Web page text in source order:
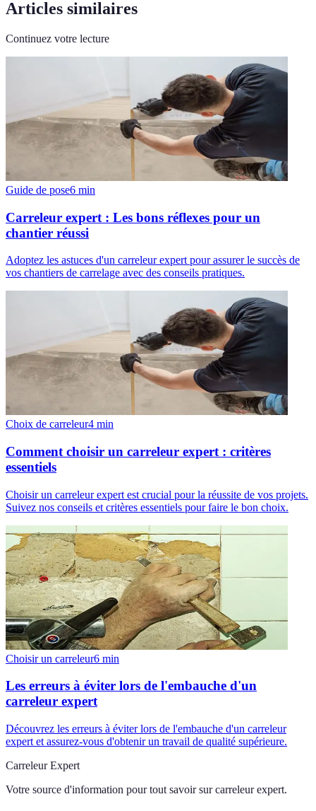
Articles similaires
Continuez votre lecture
Guide de pose6 min
Carreleur expert : Les bons réflexes pour un
chantier réussi
Adoptez les astuces d'un carreleur expert pour assurer le succès de
vos chantiers de carrelage avec des conseils pratiques.
Choix de carreleur4 min
Comment choisir un carreleur expert : critères
essentiels
Choisir un carreleur expert est crucial pour la réussite de vos projets.
Suivez nos conseils et critères essentiels pour faire le bon choix.
Choisir un carreleur6 min
Les erreurs à éviter lors de l'embauche d'un
carreleur expert
Découvrez les erreurs à éviter lors de l'embauche d'un carreleur
expert et assurez-vous d'obtenir un travail de qualité supérieure.
Carreleur Expert
Votre source d'information pour tout savoir sur carreleur expert.